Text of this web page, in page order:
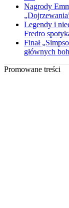
Nagrody
Legendy i
Fredro
Finał
głównych
Promowane treści